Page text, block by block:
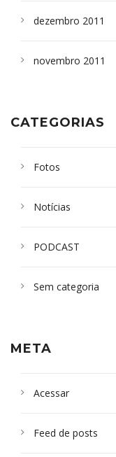
dezembro 2011
novembro 2011
CATEGORIAS
Fotos
Notícias
PODCAST
Sem categoria
META
Acessar
Feed de posts